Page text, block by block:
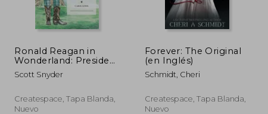
45%
dcto.
40%
dcto.
Ronald Reagan in
Wonderland: President
Ronald Reagan's
Adventures in
Inglés)
Scott Snyder
Createspace, Tapa Blanda,
Nuevo
Forever: The Original
(en Inglés)
Schmidt, Cheri
Createspace, Tapa Blanda,
Nuevo